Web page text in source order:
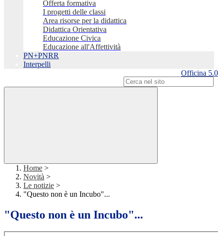
Offerta formativa
I progetti delle classi
Area risorse per la didattica
Didattica Orientativa
Educazione Civica
Educazione all'Affettività
PN+PNRR
Interpelli
Officina 5.0
Home >
Novità >
Le notizie >
"Questo non è un Incubo"...
"Questo non è un Incubo"...